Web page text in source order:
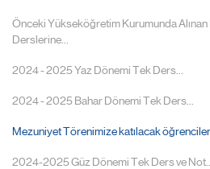
Önceki Yükseköğretim Kurumunda
Derslerine...
2024 - 2025 Yaz Dönemi Tek Ders...
2024 - 2025 Bahar Dönemi Tek Ders...
Mezuniyet Törenimize katılacak
2024-2025 Güz Dönemi Tek Ders ve Not...